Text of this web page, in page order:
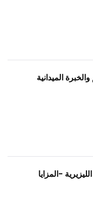
الميدانية
-المزايا